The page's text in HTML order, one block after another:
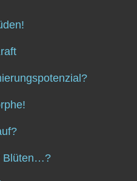
Blüten…?